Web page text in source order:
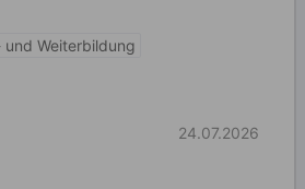
und Weiterbildung
24.07.2026